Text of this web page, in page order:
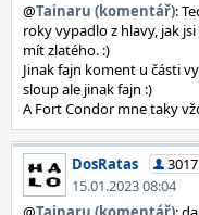
@Tainaru (komentář):
roky vypadlo z hlavy, jak
mít zlatého. :)
Jinak fajn koment u části
sloup ale jinak fajn :)
A Fort Condor mne taky
DosRatas
3017
15.01.2023 08:04